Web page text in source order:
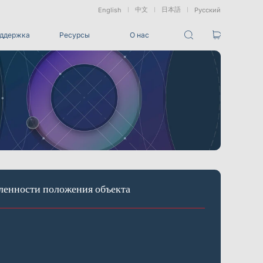
English 中文 日本語 Русский
Морские &
Подводные
Приложения
Медицинские
Роботы
Для студий разработки игровых CG, создания
визуальных эффектов (VFX), 3D-анимации и захвата
маркеров
Пакеты
Пакет отслеживания VRT
Ресурсы О нас
положения объекта